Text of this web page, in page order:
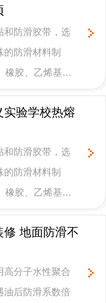
不同场景，具
、警示防护、耐
和防滑胶带，选
的防滑材料制
橡胶、乙烯基、
材质的产品，主
等场所防止意外
应用场景是学
店、汽车站、食
工厂等楼梯和
实验学校热熔
和防滑胶带，选
的防滑材料制
橡胶、乙烯基、
材质的产品，主
等场所防止意外
应用场景是学
店、汽车站、食
、工厂等楼梯和
修 地面防滑不
高分子水性聚合
油后防滑系数倍